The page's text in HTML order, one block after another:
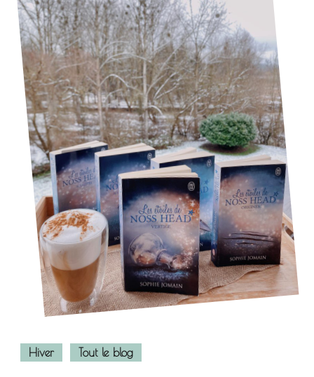
Hiver Tout le blog